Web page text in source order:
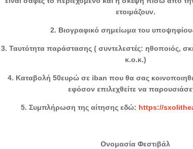
ετοιμάζουν.
2. Βιογραφικό σημείωμα του
3. Ταυτότητα παράστασης ( συντελεστές: ηθοποιός,
κ.ο.κ.)
4. Καταβολή 50ευρώ σε iban που θα σας
εφόσον επιλεχθείτε να
5. Συμπλήρωση της αίτησης εδώ: https://
Ονομασία Φεστιβάλ